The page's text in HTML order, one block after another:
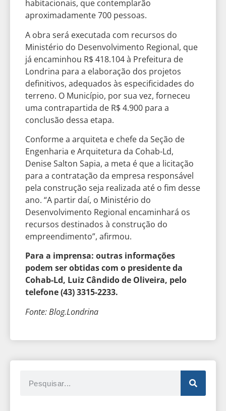
habitacionais, que contemplarão
aproximadamente 700 pessoas.
A obra será executada com recursos do
Ministério do Desenvolvimento Regional, que
já encaminhou R$ 418.104 à Prefeitura de
Londrina para a elaboração dos projetos
definitivos, adequados às especificidades do
terreno. O Município, por sua vez, forneceu
uma contrapartida de R$ 4.900 para a
conclusão dessa etapa.
Conforme a arquiteta e chefe da Seção de
Engenharia e Arquitetura da Cohab-Ld,
Denise Salton Sapia, a meta é que a licitação
para a contratação da empresa responsável
pela construção seja realizada até o fim desse
ano. “A partir daí, o Ministério do
Desenvolvimento Regional encaminhará os
recursos destinados à construção do
empreendimento”, afirmou.
Para a imprensa: outras informações
podem ser obtidas com o presidente da
Cohab-Ld, Luiz Cândido de Oliveira, pelo
telefone (43) 3315-2233.
Fonte: Blog.Londrina